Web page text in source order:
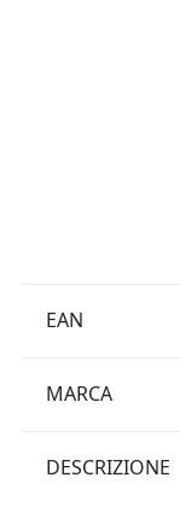
EAN
MARCA
DESCRIZIONE